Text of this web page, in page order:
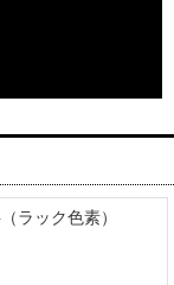
ラック色素）